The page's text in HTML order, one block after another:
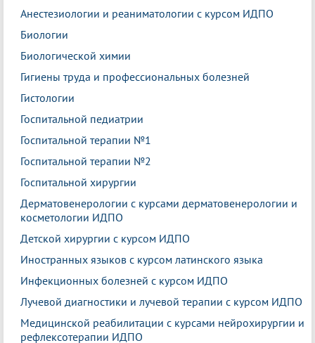
Анестезиологии и реаниматологии с курсом ИДПО
Биологии
Биологической химии
Гигиены труда и профессиональных болезней
Гистологии
Госпитальной педиатрии
Госпитальной терапии №1
Госпитальной терапии №2
Госпитальной хирургии
Дерматовенерологии с курсами дерматовенерологии и
косметологии ИДПО
Детской хирургии с курсом ИДПО
Иностранных языков с курсом латинского языка
Инфекционных болезней с курсом ИДПО
Лучевой диагностики и лучевой терапии с курсом ИДПО
Медицинской реабилитации с курсами нейрохирургии и
рефлексотерапии ИДПО